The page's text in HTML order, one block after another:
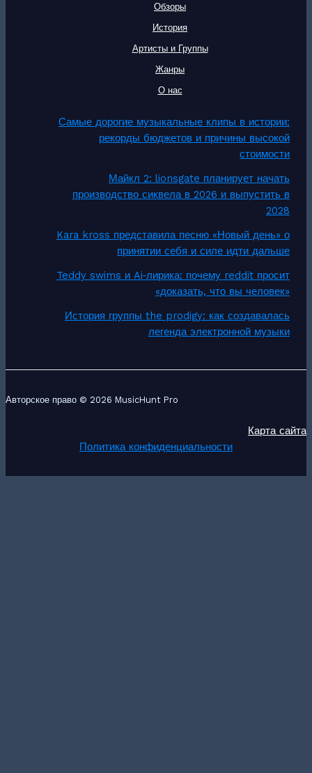
Обзоры
История
Артисты и Группы
Жанры
О нас
Самые дорогие музыкальные клипы в истории:
рекорды бюджетов и причины высокой
стоимости
Майкл 2: lionsgate планирует начать
производство сиквела в 2026 и выпустить в
2028
Kara kross представила песню «Новый день» о
принятии себя и силе идти дальше
Teddy swims и Ai‑лирика: почему reddit просит
«доказать, что вы человек»
История группы the prodigy: как создавалась
легенда электронной музыки
Авторское право © 2026 MusicHunt Pro
Карта сайта
Политика конфиденциальности